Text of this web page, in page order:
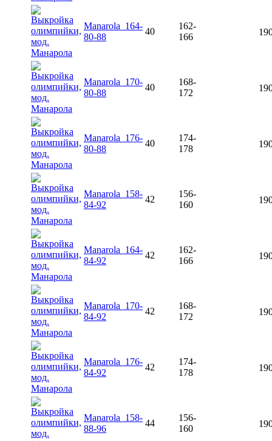
Manarola_164-
80-88
40
162-
166
Manarola_170-
80-88
40
168-
172
Manarola_176-
80-88
40
174-
178
Manarola_158-
84-92
42
156-
160
Manarola_164-
84-92
42
162-
166
Manarola_170-
84-92
42
168-
172
Manarola_176-
84-92
42
174-
178
Manarola_158-
88-96
44
156-
160